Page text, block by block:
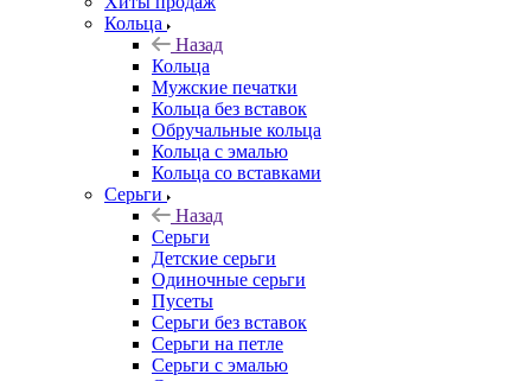
Кольца
Назад
Кольца
Мужские печатки
Кольца без вставок
Обручальные кольца
Кольца с эмалью
Кольца со вставками
Серьги
Назад
Серьги
Детские серьги
Одиночные серьги
Пусеты
Серьги без вставок
Серьги на петле
Серьги с эмалью